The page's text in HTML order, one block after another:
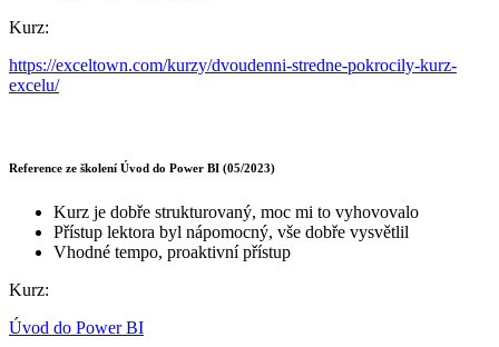
Kurz:
https://exceltown.com/kurzy/dvoudenni-stredne-pokrocily-kurz-
excelu/
Reference ze školení Úvod do Power BI (05/2023)
Kurz je dobře strukturovaný, moc mi to vyhovovalo
Přístup lektora byl nápomocný, vše dobře vysvětlil
Vhodné tempo, proaktivní přístup
Kurz:
Úvod do Power BI